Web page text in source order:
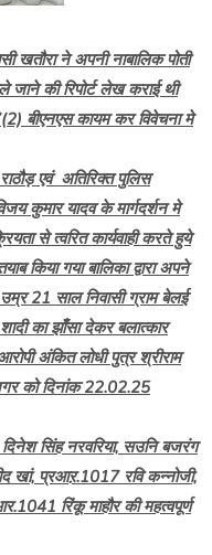
खतौरा ने अपनी नाबालिक पोती
की रिपोर्ट लेख कराई थी
बीएनएस कायम कर विवेचना मे
एवं अतिरिक्त पुलिस
कुमार यादव के मार्गदर्शन मे
से त्वरित कार्यवाही करते हुये
किया गया बालिका द्वारा अपने
21 साल निवासी ग्राम बेलई
का झाँसा देकर बलात्कार
अंकित लोधी पुत्र श्रीराम
को दिनांक 22.02.25
सिंह नरवरिया, सउनि बजरंग
खां, प्रआऱ.1017 रवि कन्नोजी,
रिंकू माहौर की महत्वपूर्ण